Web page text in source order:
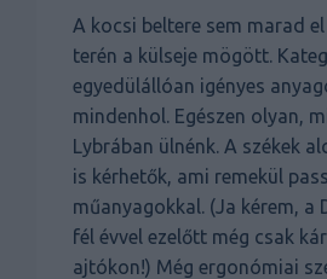
A kocsi beltere sem marad
terén a külseje mögött.
egyedülállóan igényes
mindenhol. Egészen olyan,
Lybrában ülnénk. A székek
is kérhetők, ami remekül
műanyagokkal. (Ja kérem, a
fél évvel ezelőtt még csak
ajtókon!) Még ergonómiai